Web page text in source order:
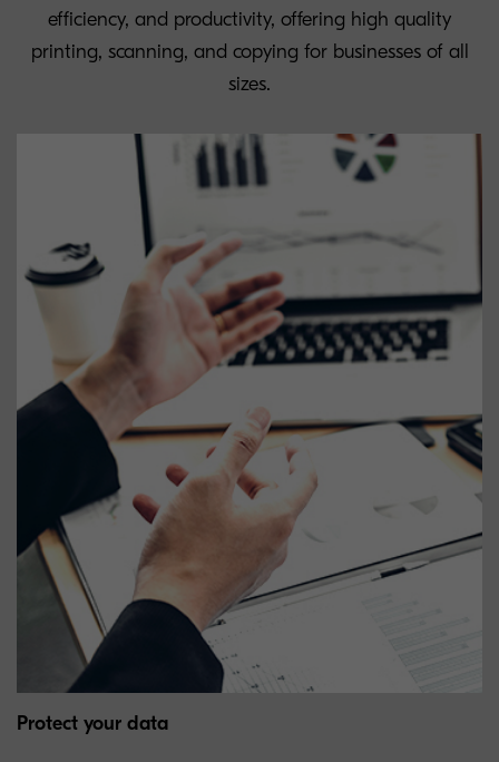
efficiency, and productivity, offering high quality
printing, scanning, and copying for businesses of all
sizes.
Protect your data